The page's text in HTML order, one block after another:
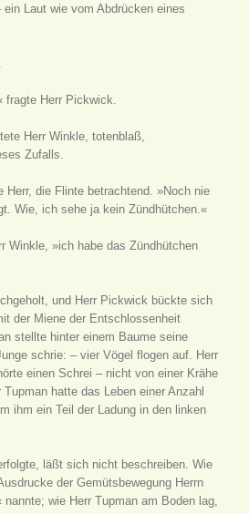
Laut wie vom Abdrücken eines
Herr Pickwick.
Herr Winkle, totenblaß,
Zufalls.
Herr, die Flinte betrachtend. »Noch nie
Wie, ich sehe ja kein Zündhütchen.«
Winkle, »ich habe das Zündhütchen
und Herr Pickwick bückte sich
der Miene der Entschlossenheit
stellte hinter einem Baume seine
schrie: – vier Vögel flogen auf. Herr
einen Schrei – nicht von einer Krähe
hatte das Leben einer Anzahl
ihm ein Teil der Ladung in den linken
läßt sich nicht beschreiben. Wie
der Gemütsbewegung Herrn
wie Herr Tupman am Boden lag,